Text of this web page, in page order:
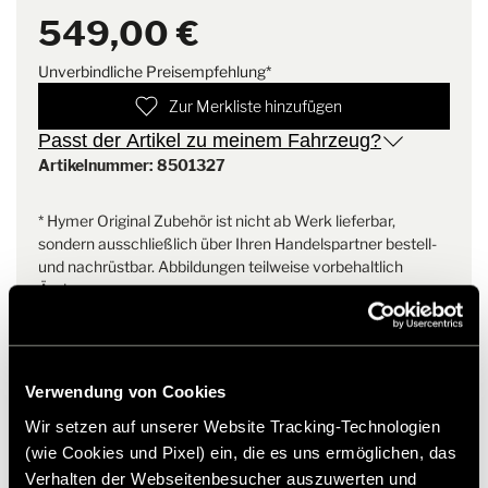
Verwendung von Cookies
Wir setzen auf unserer Website Tracking-Technologien
(wie Cookies und Pixel) ein, die es uns ermöglichen, das
Verhalten der Webseitenbesucher auszuwerten und
Dieses Set beinhaltet die Kederschienen rechts und links sowie
die Abdeckkappen.
Lieferumfang
1x Kederschiene rechts, 1x
Kederschiene links, 1x Set
Abdeckkappen
Gewicht
549,00 €
Unverbindliche Preisempfehlung*
Zur Merkliste hinzufügen
Passt der Artikel zu meinem Fahrzeug?
Artikelnummer: 8501327
* Hymer Original Zubehör ist nicht ab Werk lieferbar,
sondern ausschließlich über Ihren Handelspartner bestell-
und nachrüstbar. Abbildungen teilweise vorbehaltlich
Änderungen.